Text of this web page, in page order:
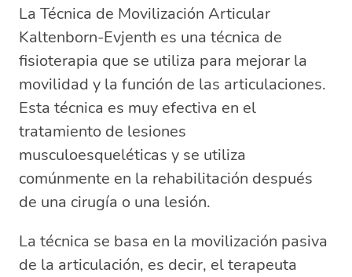
Descubre cuántos grados de
movimiento puede detectar el método
Kaltenborn en el movimiento traslatorio
La Técnica de Movilización Articular
Kaltenborn-Evjenth es una técnica de
fisioterapia que se utiliza para mejorar la
movilidad y la función de las articulaciones.
Esta técnica es muy efectiva en el
tratamiento de lesiones
musculoesqueléticas y se utiliza
comúnmente en la rehabilitación después
de una cirugía o una lesión.
La técnica se basa en la movilización pasiva
de la articulación, es decir, el terapeuta